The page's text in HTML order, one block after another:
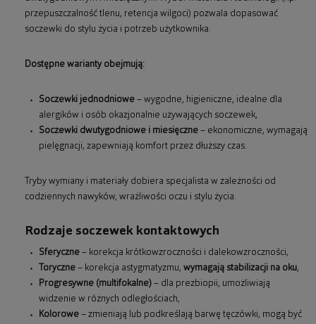
przepuszczalność tlenu, retencja wilgoci) pozwala dopasować
soczewki do stylu życia i potrzeb użytkownika.
Dostępne warianty obejmują:
Soczewki jednodniowe – wygodne, higieniczne, idealne dla
alergików i osób okazjonalnie używających soczewek,
Soczewki dwutygodniowe i miesięczne – ekonomiczne, wymagają
pielęgnacji, zapewniają komfort przez dłuższy czas.
Tryby wymiany i materiały dobiera specjalista w zależności od
codziennych nawyków, wrażliwości oczu i stylu życia.
Rodzaje soczewek kontaktowych
Sferyczne – korekcja krótkowzroczności i dalekowzroczności,
Toryczne – korekcja astygmatyzmu, wymagają stabilizacji na oku,
Progresywne (multifokalne) – dla prezbiopii, umożliwiają
widzenie w różnych odległościach,
Kolorowe – zmieniają lub podkreślają barwę tęczówki, mogą być